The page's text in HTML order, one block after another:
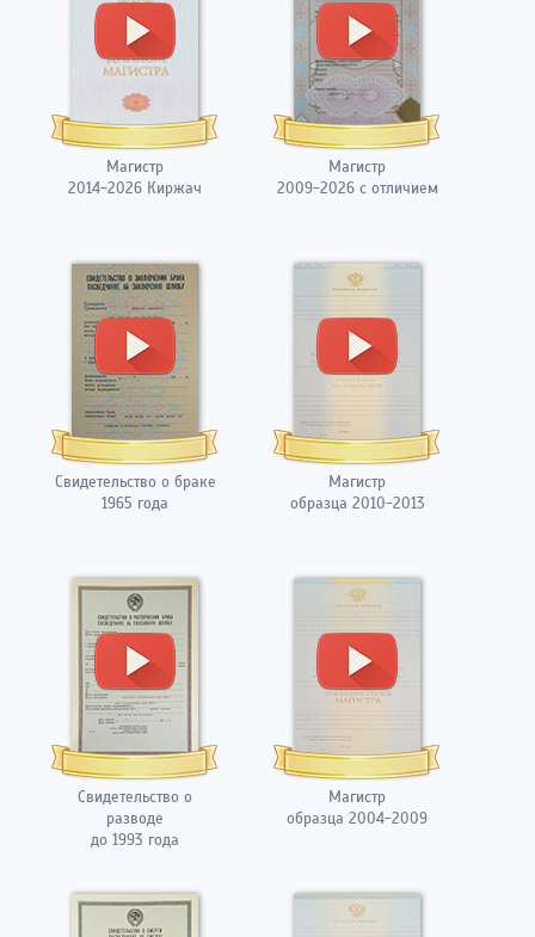
Магистр
2014-2026 Киржач
Магистр
2009-2026 с отличием
Свидетельство о браке
1965 года
Магистр
образца 2010-2013
Свидетельство о
разводе
до 1993 года
Магистр
образца 2004-2009